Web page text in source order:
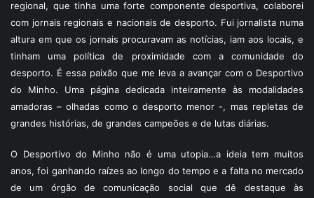
regional, que tinha uma forte componente desportiva, colaborei
com jornais regionais e nacionais de desporto. Fui jornalista numa
altura em que os jornais procuravam as notícias, iam aos locais, e
tinham uma política de proximidade com a comunidade do
desporto. É essa paixão que me leva a avançar com o Desportivo
do Minho. Uma página dedicada inteiramente às modalidades
amadoras – olhadas como o desporto menor -, mas repletas de
grandes histórias, de grandes campeões e de lutas diárias.
O Desportivo do Minho não é uma utopia…a ideia tem muitos
anos, foi ganhando raízes ao longo do tempo e a falta no mercado
de um órgão de comunicação social que dê destaque às